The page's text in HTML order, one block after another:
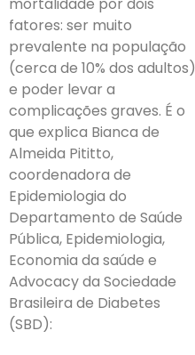
fatores: ser muito
prevalente na população
(cerca de 10% dos adultos)
e poder levar a
complicações graves. É o
que explica Bianca de
Almeida Pititto,
coordenadora de
Epidemiologia do
Departamento de Saúde
Pública, Epidemiologia,
Economia da saúde e
Advocacy da Sociedade
Brasileira de Diabetes
(SBD):